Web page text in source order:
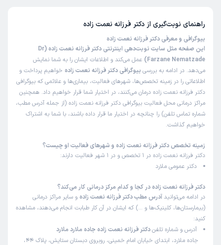
راهنمای نوبت‌گیری از دکتر فرزانه نعمت زاده
بیوگرافی و معرفی دکتر فرزانه نعمت زاده
این صفحه مثل سایت نوبت‌دهی اینترنتی دکتر فرزانه نعمت زاده (Dr
Farzane Nematzade)
عمل می‌کند و اطلاعات ایشان را به شما نمایش
می‌دهد. در ادامه به بررسی بیوگرافی دکتر فرزانه نعمت زاده خواهیم پرداخت و
اطلاعاتی را در زمینه تخصص‌ها، شهرهای فعالیت، بیماری‌ها و علائمی که بیوگرافی
دکتر فرزانه نعمت زاده درمان می‌کنند، در اختیار شما قرار خواهیم داد. همچنین
مراکز درمانی محل فعالیت بیوگرافی دکتر فرزانه نعمت زاده (از جمله آدرس مطب،
شماره تماس تلفن) را چنانچه در اختیار ما قرار داده باشند، با شما به اشتراک
خواهیم گذاشت.
زمینه تخصص دکتر فرزانه نعمت زاده و شهرهای فعالیت او چیست؟
دکتر فرزانه نعمت زاده در 1 تخصص و در 1 شهر فعالیت دارند:
دکتر عمومی ملارد
دکتر فرزانه نعمت زاده در کجا و کدام مرکز درمانی کار می‌کند؟
در ادامه می‌توانید آدرس مطب دکتر فرزانه نعمت زاده و سایر مراکز درمانی
(بیمارستان‌ها، کلینیک‌ها و …) که ایشان در آن کار طبابت انجام می‌دهند، مشاهده
کنید:
آدرس و شماره تلفندکتر فرزانه نعمت زاده جاده ملارد ملارد
جاده ملارد، ابتدای خیابان امام خمینی، روبروی دبستان ستایش، پلاک 44،